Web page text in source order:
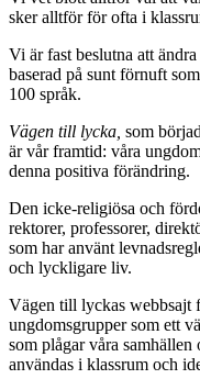
sker alltför för ofta i
Vi är fast beslutna att
baserad på sunt förnuft
100 språk.
Vägen till lycka, som
är vår framtid: våra
denna positiva förändring.
Den icke-religiösa och
rektorer, professorer,
som har använt
och lyckligare liv.
Vägen till lyckas webbsajt
ungdomsgrupper som ett
som plågar våra
användas i klassrum och